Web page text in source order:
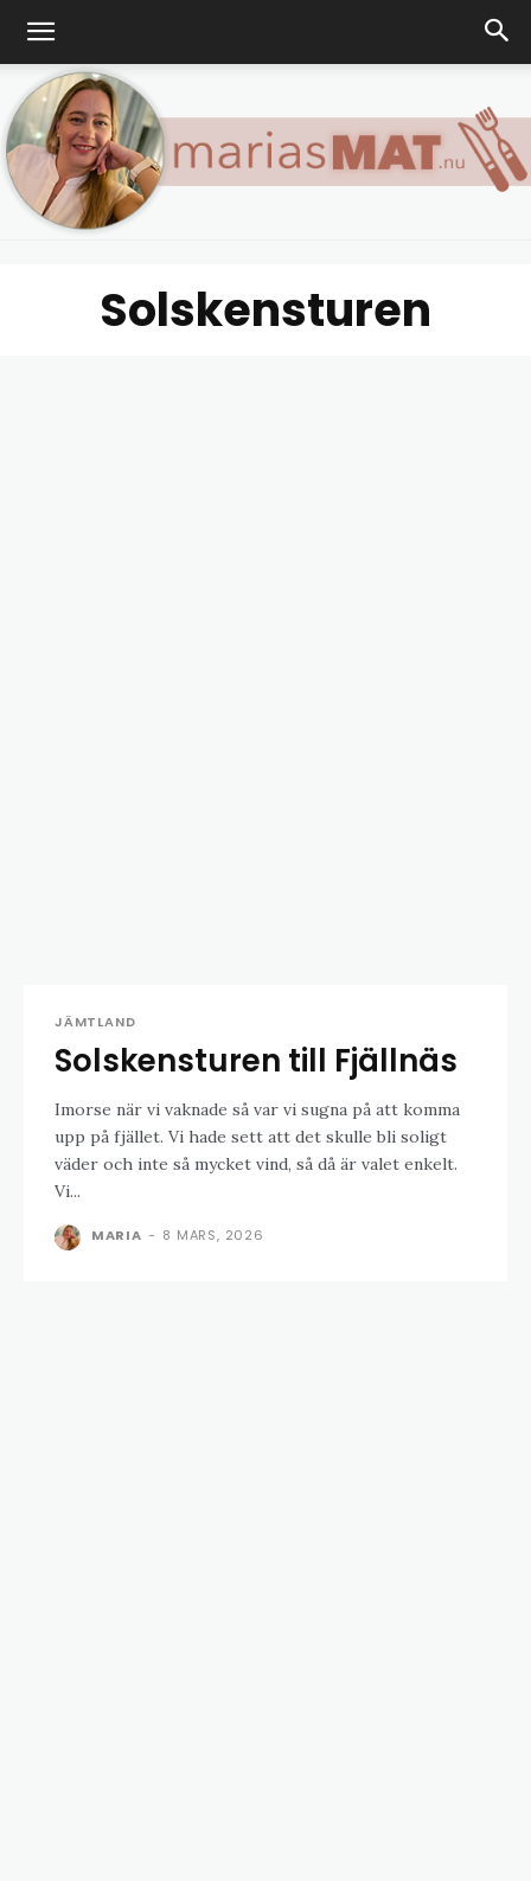
Marias
Solskensturen
JÄMTLAND
Solskensturen till Fjällnäs
Imorse när vi vaknade så var vi sugna på att komma
upp på fjället. Vi hade sett att det skulle bli soligt
väder och inte så mycket vind, så då är valet enkelt.
Vi...
MARIA - 8 MARS, 2026